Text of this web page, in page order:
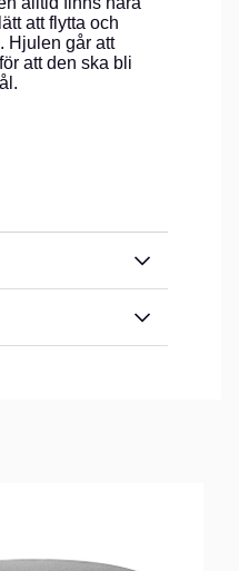
att flytta och
Hjulen går att
att den ska bli